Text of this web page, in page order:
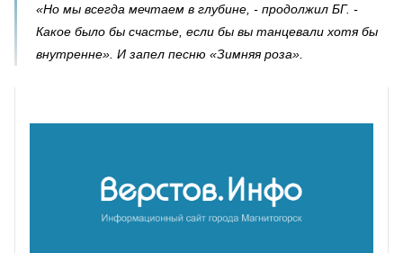
«Но мы всегда мечтаем в глубине, - продолжил БГ. -
Какое было бы счастье, если бы вы танцевали хотя бы
внутренне». И запел песню «Зимняя роза».